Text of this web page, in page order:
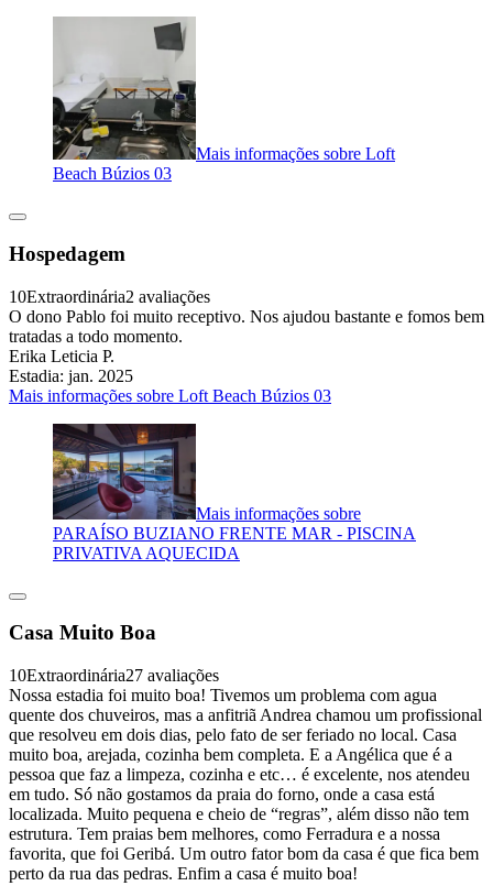
Mais informações sobre Loft
Beach Búzios 03
Hospedagem
10Extraordinária2 avaliações
O dono Pablo foi muito receptivo. Nos ajudou bastante e fomos bem
tratadas a todo momento.
Erika Leticia P.
Estadia: jan. 2025
Mais informações sobre Loft Beach Búzios 03
Mais informações sobre
PARAÍSO BUZIANO FRENTE MAR - PISCINA
PRIVATIVA AQUECIDA
Casa Muito Boa
10Extraordinária27 avaliações
Nossa estadia foi muito boa! Tivemos um problema com agua
quente dos chuveiros, mas a anfitriã Andrea chamou um profissional
que resolveu em dois dias, pelo fato de ser feriado no local. Casa
muito boa, arejada, cozinha bem completa. E a Angélica que é a
pessoa que faz a limpeza, cozinha e etc… é excelente, nos atendeu
em tudo. Só não gostamos da praia do forno, onde a casa está
localizada. Muito pequena e cheio de “regras”, além disso não tem
estrutura. Tem praias bem melhores, como Ferradura e a nossa
favorita, que foi Geribá. Um outro fator bom da casa é que fica bem
perto da rua das pedras. Enfim a casa é muito boa!